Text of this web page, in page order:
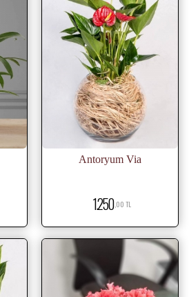
Antoryum Via
1.250,00 TL